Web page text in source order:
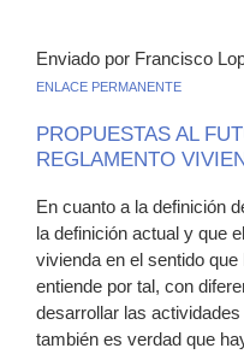
Enviado por Francisco
ENLACE PERMANENTE
PROPUESTAS AL
REGLAMENTO
En cuanto a la definición
la definición actual y que
vivienda en el sentido
entiende por tal, con
desarrollar las
también es verdad que